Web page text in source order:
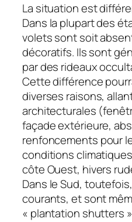
La situation est
Dans la plupart des
volets sont soit
décoratifs. Ils sont
par des rideaux
Cette différence
diverses raisons,
architecturales
façade extérieure,
renfoncements pour
conditions
côte Ouest, hivers
Dans le Sud,
courants, et sont
« plantation shutters